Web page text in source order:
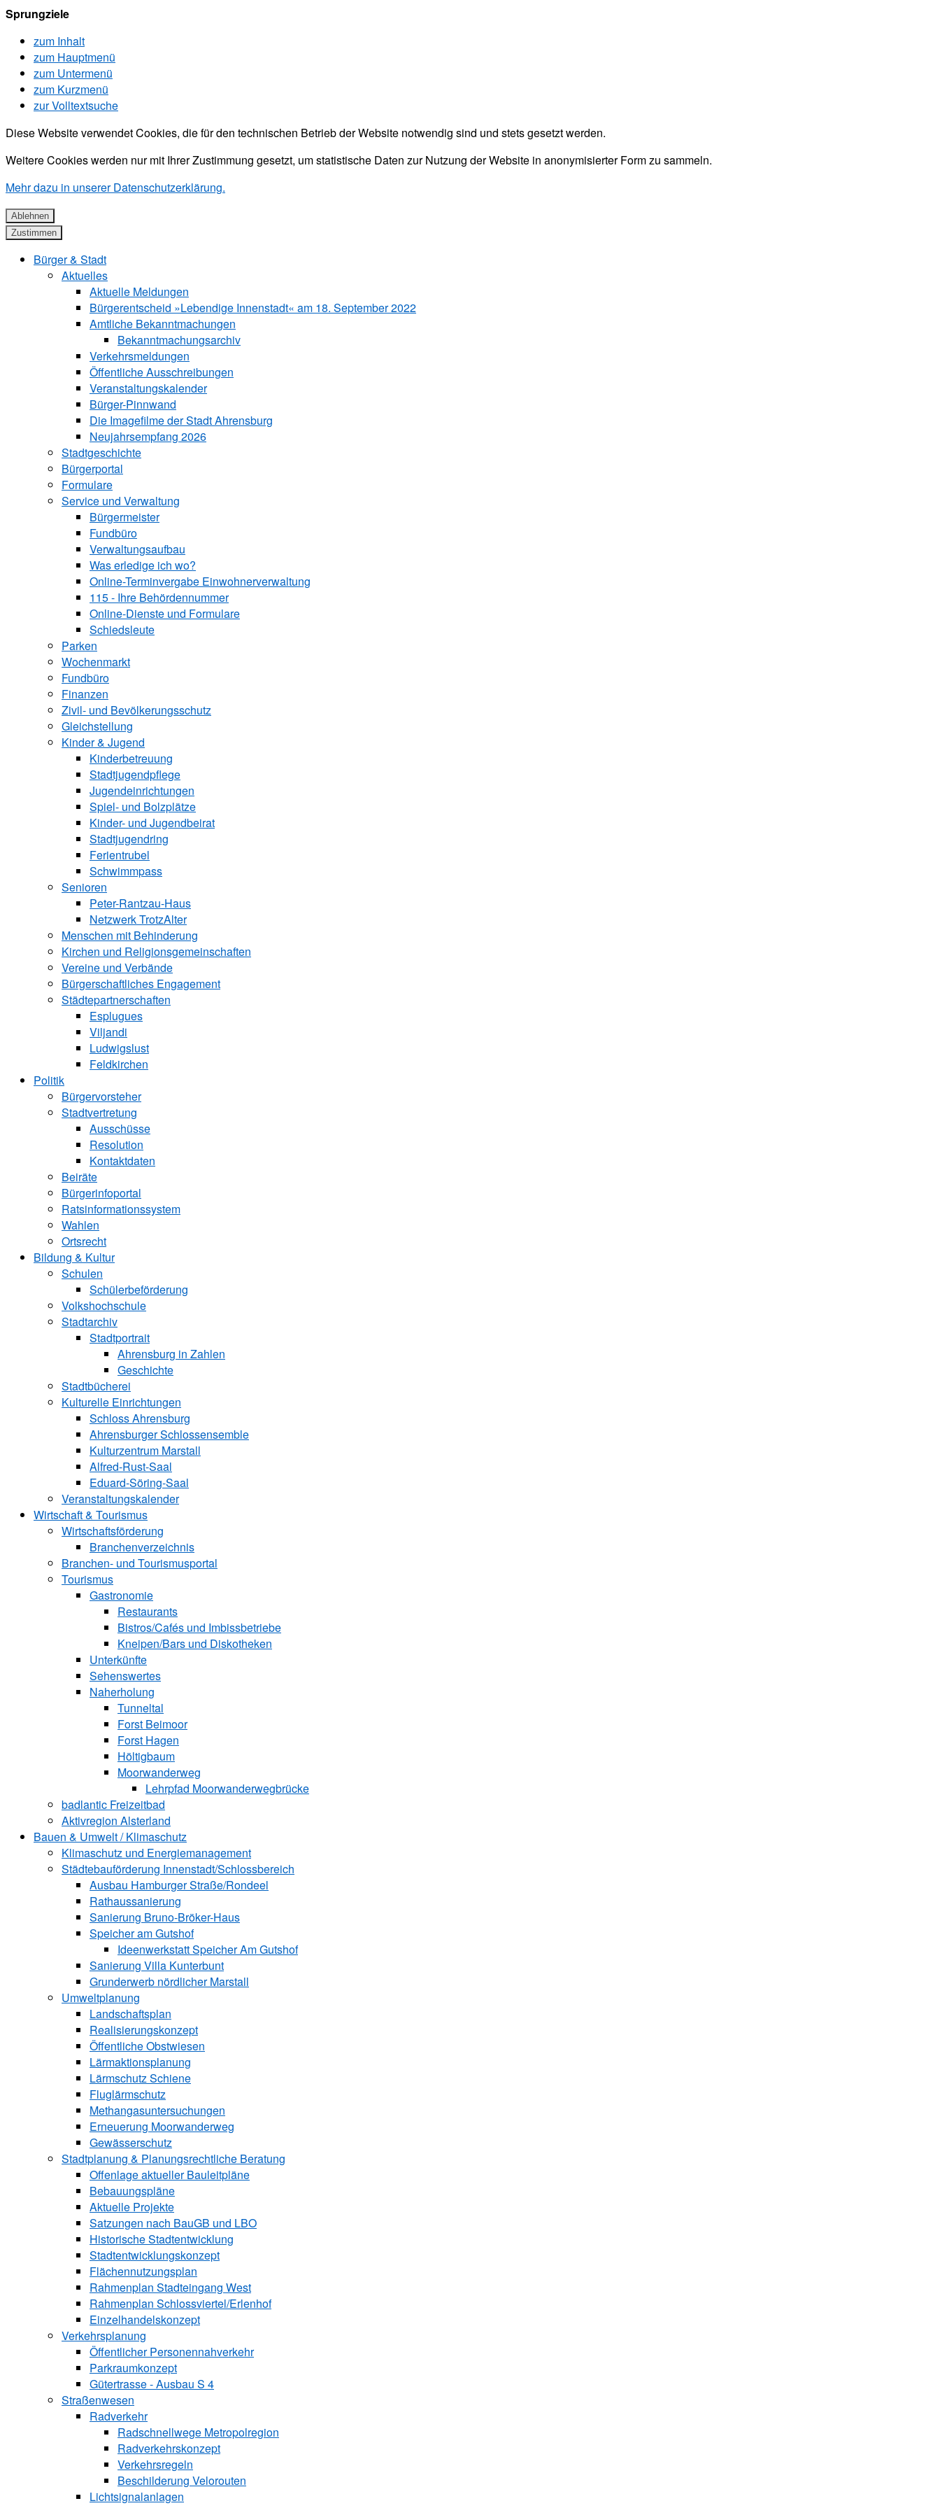
Sprungziele
zum Inhalt
zum Hauptmenü
zum Untermenü
zum Kurzmenü
zur Volltextsuche
Diese Website verwendet Cookies, die für den technischen Betrieb der Website notwendig sind und stets gesetzt werden.
Weitere Cookies werden nur mit Ihrer Zustimmung gesetzt, um statistische Daten zur Nutzung der Website in anonymisierter Form zu sammeln.
Mehr dazu in unserer Datenschutzerklärung.
Ablehnen
Zustimmen
Bürger & Stadt
Aktuelles
Aktuelle Meldungen
Bürgerentscheid »Lebendige Innenstadt« am 18. September 2022
Amtliche Bekanntmachungen
Bekanntmachungs­archiv
Verkehrsmeldungen
Öffentliche Ausschreibungen
Veranstaltungskalender
Bürger-Pinnwand
Die Imagefilme der Stadt Ahrensburg
Neujahrsempfang 2026
Stadtgeschichte
Bürgerportal
Formulare
Service und Verwaltung
Bürgermeister
Fundbüro
Verwaltungsaufbau
Was erledige ich wo?
Online-Terminvergabe Einwohnerverwaltung
115 - Ihre Behördennummer
Online-Dienste und Formulare
Schiedsleute
Parken
Wochenmarkt
Fundbüro
Finanzen
Zivil- und Bevölkerungsschutz
Gleichstellung
Kinder & Jugend
Kinderbetreuung
Stadtjugendpflege
Jugendeinrichtungen
Spiel- und Bolzplätze
Kinder- und Jugendbeirat
Stadtjugendring
Ferientrubel
Schwimmpass
Senioren
Peter-Rantzau-Haus
Netzwerk TrotzAlter
Menschen mit Behinderung
Kirchen und ­Religionsgemeinschaften
Vereine und Verbände
Bürgerschaftliches Engagement
Städtepartnerschaften
Esplugues
Viljandi
Ludwigslust
Feldkirchen
Politik
Bürgervorsteher
Stadtvertretung
Ausschüsse
Resolution
Kontaktdaten
Beiräte
Bürgerinfoportal
Ratsinformationssystem
Wahlen
Ortsrecht
Bildung & Kultur
Schulen
Schülerbeförderung
Volkshochschule
Stadtarchiv
Stadtportrait
Ahrensburg in Zahlen
Geschichte
Stadtbücherei
Kulturelle Einrichtungen
Schloss Ahrensburg
Ahrensburger Schlossensemble
Kulturzentrum Marstall
Alfred-Rust-Saal
Eduard-Söring-Saal
Veranstaltungskalender
Wirtschaft & Tourismus
Wirtschaftsförderung
Branchenverzeichnis
Branchen- und Tourismusportal
Tourismus
Gastronomie
Restaurants
Bistros/Cafés und Imbissbetriebe
Kneipen/Bars und Diskotheken
Unterkünfte
Sehenswertes
Naherholung
Tunneltal
Forst Beimoor
Forst Hagen
Höltigbaum
Moorwanderweg
Lehrpfad Moorwanderwegbrücke
badlantic Freizeitbad
Aktivregion Alsterland
Bauen & Umwelt / Klimaschutz
­Klimaschutz und ­­Energiemanagement
Städtebauförderung Innenstadt/Schlossbereich
Ausbau Hamburger Straße/Rondeel
Rathaussanierung
Sanierung Bruno-Bröker-Haus
Speicher am Gutshof
Ideenwerkstatt Speicher Am Gutshof
Sanierung Villa Kunterbunt
Grunderwerb nördlicher Marstall
Umweltplanung
Landschaftsplan
Realisierungskonzept
Öffentliche Obstwiesen
Lärmaktionsplanung
Lärmschutz Schiene
Fluglärmschutz
Methangasuntersuchungen
Erneuerung Moorwanderweg
Gewässerschutz
Stadtplanung & Planungsrechtliche Beratung
Offenlage aktueller Bauleitpläne
Bebauungspläne
Aktuelle Projekte
Satzungen ­nach BauGB und LBO
Historische Stadtentwicklung
Stadtentwicklungskonzept
Flächennutzungsplan
Rahmenplan Stadteingang West
Rahmenplan Schlossviertel/Erlenhof
Einzelhandelskonzept
Verkehrsplanung
Öffentlicher Personennahverkehr
Parkraumkonzept
Gütertrasse - Ausbau S 4
Straßenwesen
Radverkehr
Radschnellwege Metropolregion
Radverkehrskonzept
Verkehrsregeln
Beschilderung Velorouten
Lichtsignalanlagen